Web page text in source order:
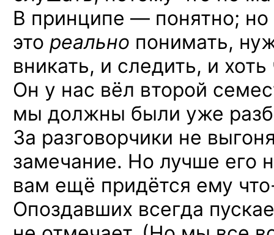
В принципе — понятно;
это реально понимать,
вникать, и следить, и хоть
Он у нас вёл второй
мы должны были уже
За разговорчики не
замечание. Но лучше его
вам ещё придётся ему
Опоздавших всегда